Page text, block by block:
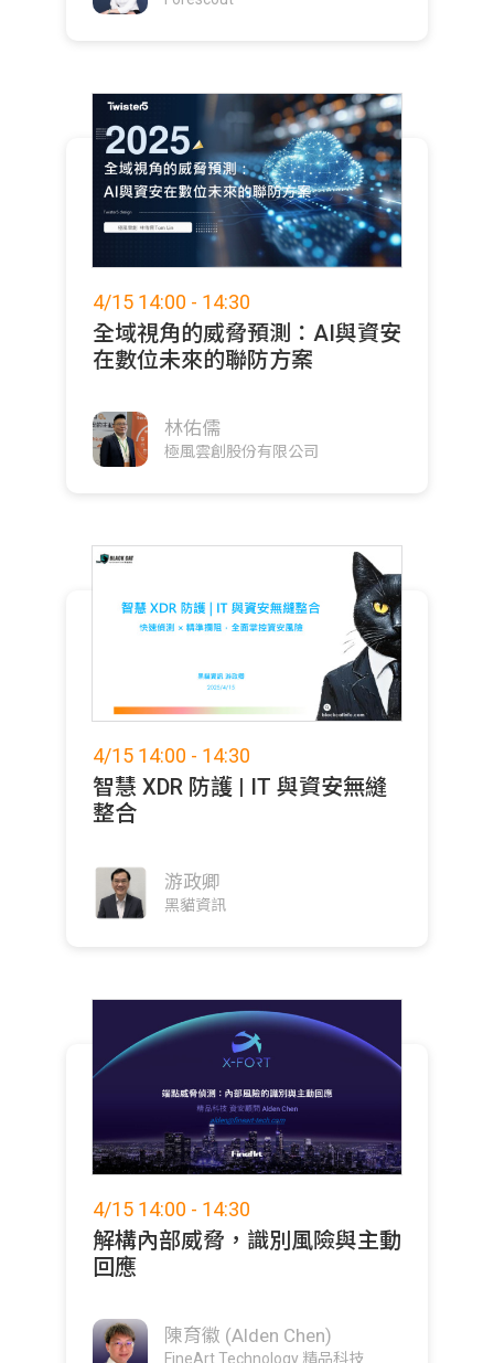
4/15 14:00 - 14:30
全域視角的威脅預測：AI與資安
在數位未來的聯防方案
林佑儒
極風雲創股份有限公司
4/15 14:00 - 14:30
智慧 XDR 防護 | IT 與資安無縫
整合
游政卿
黑貓資訊
4/15 14:00 - 14:30
解構內部威脅，識別風險與主動
回應
陳育徽 (Alden Chen)
FineArt Technology 精品科技